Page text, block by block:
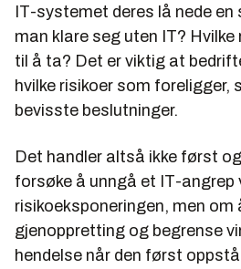
IT-systemet deres lå nede en
man klare seg uten IT? Hvilke
til å ta? Det er viktig at
hvilke risikoer som foreligger,
bevisste beslutninger.
Det handler altså ikke først
forsøke å unngå et IT-angrep
risikoeksponeringen, men
gjenoppretting og begrense
hendelse når den først